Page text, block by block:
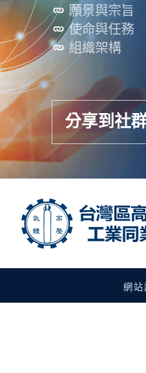
願景與宗旨
使命與任務
組織架構
分享到社
網站